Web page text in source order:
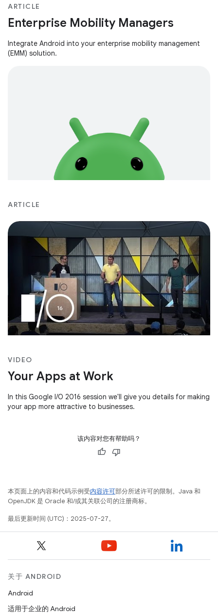
ARTICLE
Enterprise Mobility Managers
Integrate Android into your enterprise mobility management
(EMM) solution.
ARTICLE
VIDEO
Your Apps at Work
In this Google I/O 2016 session we'll give you details for making
your app more attractive to businesses.
该内容对您有帮助吗？
本页面上的内容和代码示例受内容许可部分所述许可的限制。Java 和
OpenJDK 是 Oracle 和/或其关联公司的注册商标。
最后更新时间 (UTC)：2025-07-27。
关于 ANDROID
Android
适用于企业的 Android